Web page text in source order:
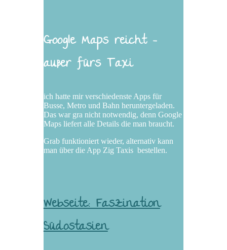
Google Maps reicht -
außer fürs Taxi
ich hatte mir verschiedenste Apps für
Busse, Metro und Bahn heruntergeladen.
Das war gra nicht notwendig, denn Google
Maps liefert alle Details die man braucht.
Grab funktioniert wieder, alternativ kann
man über die App Zig Taxis bestellen.
Webseite: Faszination
Südostasien